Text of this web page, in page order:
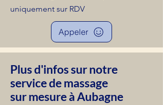
uniquement sur RDV
Appeler
Plus d'infos sur notre
service de massage
sur mesure à Aubagne